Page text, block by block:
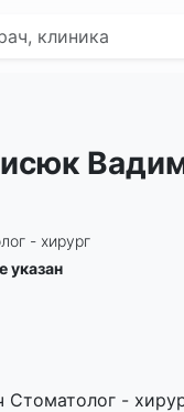
- хирург
указан
-